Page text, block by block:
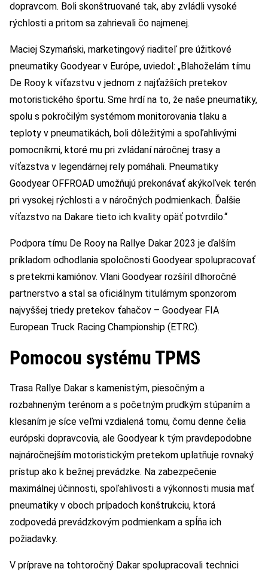
dopravcom. Boli skonštruované tak, aby zvládli vysoké
rýchlosti a pritom sa zahrievali čo najmenej.
Maciej Szymański, marketingový riaditeľ pre úžitkové
pneumatiky Goodyear v Európe, uviedol: „Blahoželám tímu
De Rooy k víťazstvu v jednom z najťažších pretekov
motoristického športu. Sme hrdí na to, že naše pneumatiky,
spolu s pokročilým systémom monitorovania tlaku a
teploty v pneumatikách, boli dôležitými a spoľahlivými
pomocníkmi, ktoré mu pri zvládaní náročnej trasy a
víťazstva v legendárnej rely pomáhali. Pneumatiky
Goodyear OFFROAD umožňujú prekonávať akýkoľvek terén
pri vysokej rýchlosti a v náročných podmienkach. Ďalšie
víťazstvo na Dakare tieto ich kvality opäť potvrdilo.“
Podpora tímu De Rooy na Rallye Dakar 2023 je ďalším
príkladom odhodlania spoločnosti Goodyear spolupracovať
s pretekmi kamiónov. Vlani Goodyear rozšíril dlhoročné
partnerstvo a stal sa oficiálnym titulárnym sponzorom
najvyššej triedy pretekov ťahačov – Goodyear FIA
European Truck Racing Championship (ETRC).
Pomocou systému TPMS
Trasa Rallye Dakar s kamenistým, piesočným a
rozbahneným terénom a s početným prudkým stúpaním a
klesaním je síce veľmi vzdialená tomu, čomu denne čelia
európski dopravcovia, ale Goodyear k tým pravdepodobne
najnáročnejším motoristickým pretekom uplatňuje rovnaký
prístup ako k bežnej prevádzke. Na zabezpečenie
maximálnej účinnosti, spoľahlivosti a výkonnosti musia mať
pneumatiky v oboch prípadoch konštrukciu, ktorá
zodpovedá prevádzkovým podmienkam a spĺňa ich
požiadavky.
V príprave na tohtoročný Dakar spolupracovali technici